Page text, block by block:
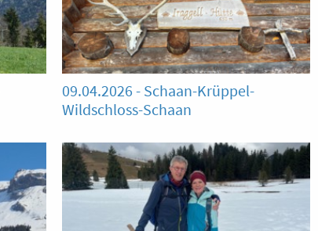
09.04.2026 - Schaan-Krüppel-
Wildschloss-Schaan